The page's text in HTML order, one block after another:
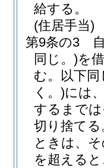
給する。
(住居手当)
第9条の3
同じ。)を
む。以下同
く。)には
するまで
切り捨て
ときは、
を超える